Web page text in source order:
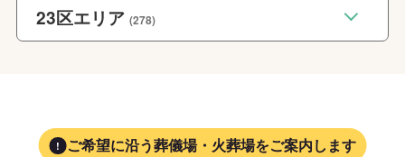
23区エリア(278)
ご希望に沿う葬儀場・火葬場をご案内します